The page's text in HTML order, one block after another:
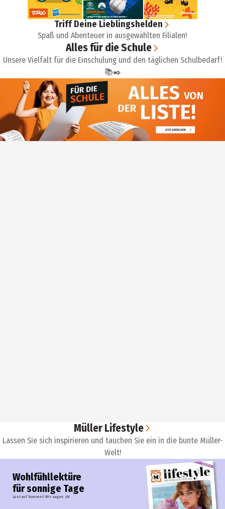
Triff Deine Lieblingshelden
Spaß und Abenteuer in ausgewählten Filialen!
Alles für die Schule
Unsere Vielfalt für die Einschulung und den täglichen Schulbedarf!
📚✒️
Müller Lifestyle
Lassen Sie sich inspirieren und tauchen Sie ein in die bunte Müller-
Welt!
Wohlfühllektüre
für sonnige Tage
Lust auf Sommer? Wir sagen: JA!